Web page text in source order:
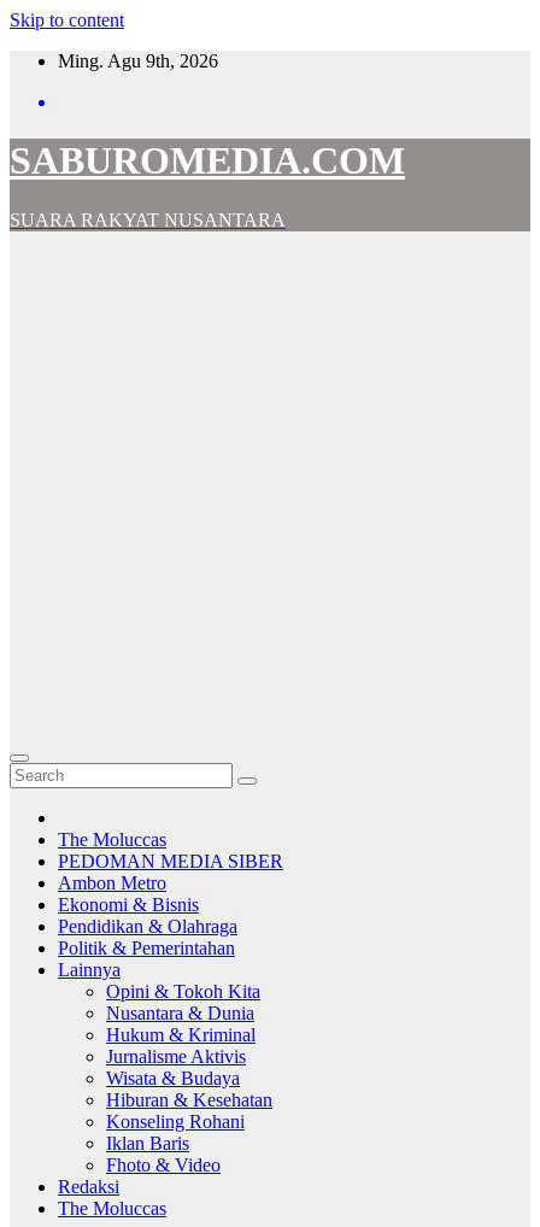
Skip to content
Ming. Agu 9th, 2026
SABUROMEDIA.COM
SUARA RAKYAT NUSANTARA
The Moluccas
PEDOMAN MEDIA SIBER
Ambon Metro
Ekonomi & Bisnis
Pendidikan & Olahraga
Politik & Pemerintahan
Lainnya
Opini & Tokoh Kita
Nusantara & Dunia
Hukum & Kriminal
Jurnalisme Aktivis
Wisata & Budaya
Hiburan & Kesehatan
Konseling Rohani
Iklan Baris
Fhoto & Video
Redaksi
The Moluccas